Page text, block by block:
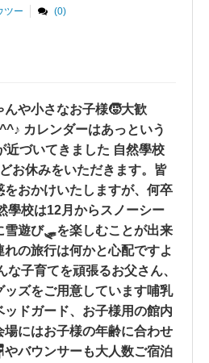
ツー (0)
んや小さなお子様🧒大歓
カレンダーはあっという
近づいてきました 自然學校
お休みをいただきます。皆
をおかけいたしますが、何卒
學校は12月からスノーシー
雪遊び🛷を楽しむことが出来
れの旅行は何かと心配ですよ
な子育てを頑張るお父さん、
ッズをご用意しています哺乳
ドガード、お子様用の館内
場にはお子様の年齢に合わせ
やバウンサーも大人数ご宿泊